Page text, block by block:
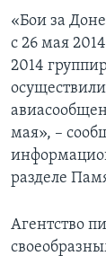
«Бои за
с 26 мая
2014
мая», –
разделе
Агентство